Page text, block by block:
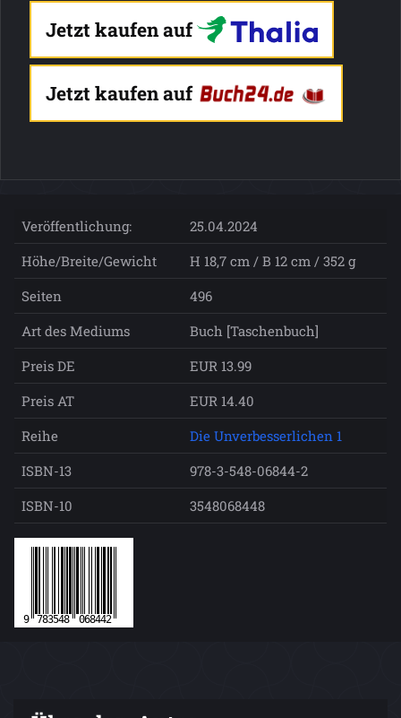
Jetzt kaufen auf
Jetzt kaufen auf
Veröffentlichung:
25.04.2024
Höhe/Breite/Gewicht
H 18,7 cm / B 12 cm / 352 g
Seiten
496
Art des Mediums
Buch [Taschenbuch]
Preis DE
EUR 13.99
Preis AT
EUR 14.40
Reihe
Die Unverbesserlichen 1
ISBN-13
978-3-548-06844-2
ISBN-10
3548068448